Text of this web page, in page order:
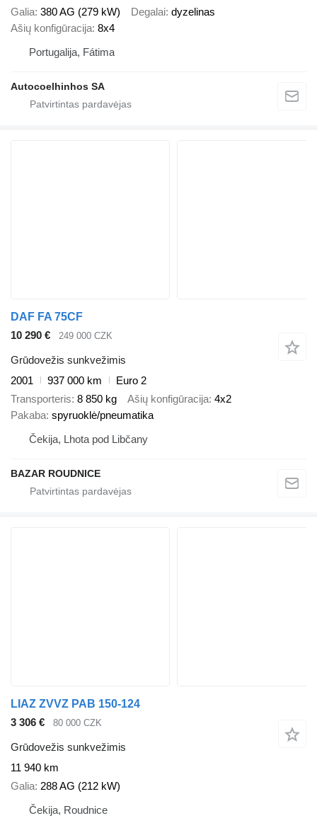
Galia 380 AG (279 kW) Degalai dyzelinas
Ašių konfigūracija 8x4
Portugalija, Fátima
Autocoelhinhos SA
DAF FA 75CF
10 290 €
249 000 CZK
Grūdovežis sunkvežimis
2001
937 000 km
Euro 2
Transporteris 8 850 kg Ašių konfigūracija 4x2
Pakaba spyruoklė/pneumatika
Čekija, Lhota pod Libčany
BAZAR ROUDNICE
LIAZ ZVVZ PAB 150-124
3 306 €
80 000 CZK
Grūdovežis sunkvežimis
11 940 km
Galia 288 AG (212 kW)
Čekija, Roudnice